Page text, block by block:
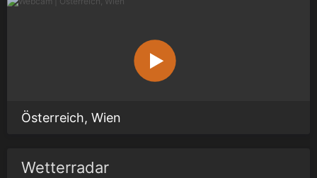
Österreich, Wien
Wetterradar